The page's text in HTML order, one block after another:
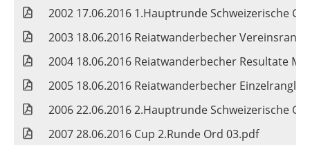
2002 17.06.2016 1.Hauptrunde Schweizerische
2003 18.06.2016 Reiatwanderbecher
2004 18.06.2016 Reiatwanderbecher Resultate
2005 18.06.2016 Reiatwanderbecher
2006 22.06.2016 2.Hauptrunde Schweizerische
2007 28.06.2016 Cup 2.Runde Ord 03.pdf